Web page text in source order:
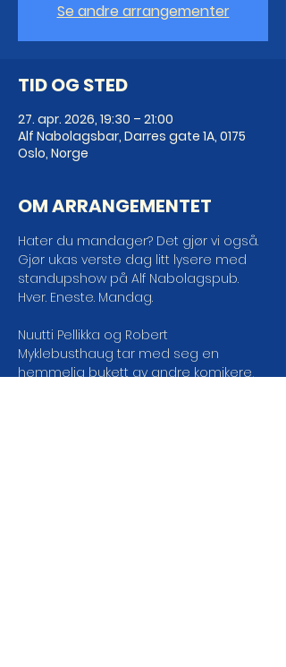
Se andre arrangementer
TID OG STED
27. apr. 2026, 19:30 – 21:00
Alf Nabolagsbar, Darres gate 1A, 0175
Oslo, Norge
OM ARRANGEMENTET
Hater du mandager? Det gjør vi også.
Gjør ukas verste dag litt lysere med
standupshow på Alf Nabolagspub.
Hver. Eneste. Mandag.
Nuutti Pellikka og Robert
Myklebusthaug tar med seg en
hemmelig bukett av andre komikere,